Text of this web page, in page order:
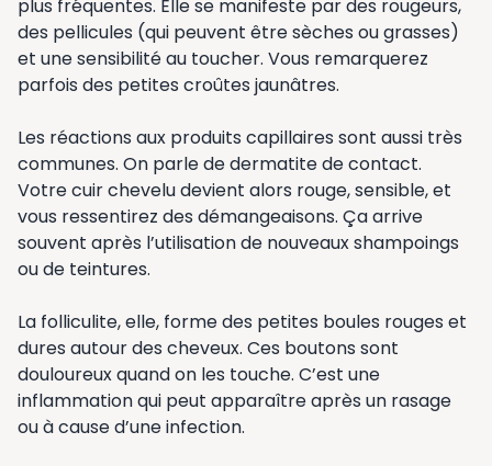
plus fréquentes. Elle se manifeste par des rougeurs,
des pellicules (qui peuvent être sèches ou grasses)
et une sensibilité au toucher. Vous remarquerez
parfois des petites croûtes jaunâtres.
Les réactions aux produits capillaires sont aussi très
communes. On parle de dermatite de contact.
Votre cuir chevelu devient alors rouge, sensible, et
vous ressentirez des démangeaisons. Ça arrive
souvent après l’utilisation de nouveaux shampoings
ou de teintures.
La folliculite, elle, forme des petites boules rouges et
dures autour des cheveux. Ces boutons sont
douloureux quand on les touche. C’est une
inflammation qui peut apparaître après un rasage
ou à cause d’une infection.